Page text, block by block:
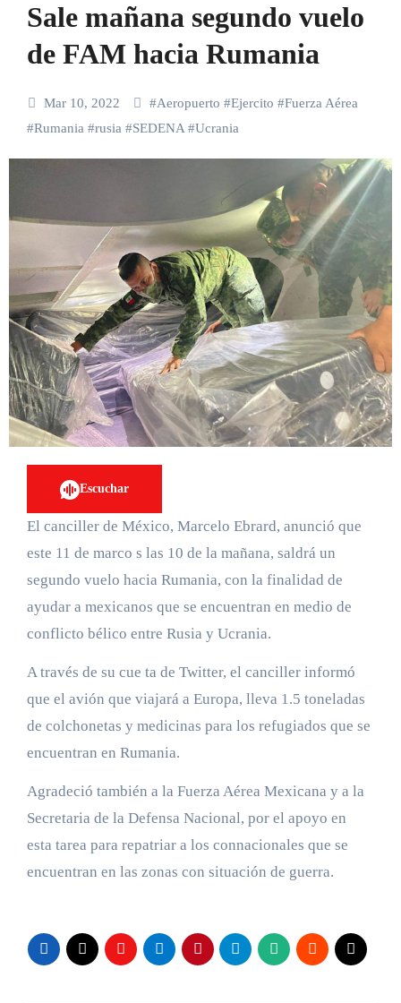
Sale mañana segundo vuelo
de FAM hacia Rumania
Mar 10, 2022 #Aeropuerto #Ejercito #Fuerza Aérea
#Rumania#rusia#SEDENA#Ucrania
Escuchar
El canciller de México, Marcelo Ebrard, anunció que
este 11 de marco s las 10 de la mañana, saldrá un
segundo vuelo hacia Rumania, con la finalidad de
ayudar a mexicanos que se encuentran en medio de
conflicto bélico entre Rusia y Ucrania.
A través de su cue ta de Twitter, el canciller informó
que el avión que viajará a Europa, lleva 1.5 toneladas
de colchonetas y medicinas para los refugiados que se
encuentran en Rumania.
Agradeció también a la Fuerza Aérea Mexicana y a la
Secretaria de la Defensa Nacional, por el apoyo en
esta tarea para repatriar a los connacionales que se
encuentran en las zonas con situación de guerra.